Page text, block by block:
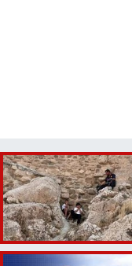
SPOR
TEBRİK
TEKNOLOJİ